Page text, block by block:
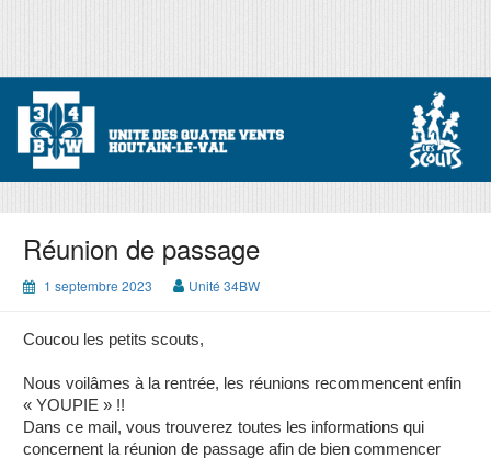
Unité 34 BW
Unité des 4 vents
Réunion de passage
1 septembre 2023 Unité 34BW
Coucou les petits scouts,
Nous voilâmes à la rentrée, les réunions recommencent enfin
« YOUPIE » !!
Dans ce mail, vous trouverez toutes les informations qui
concernent la réunion de passage afin de bien commencer